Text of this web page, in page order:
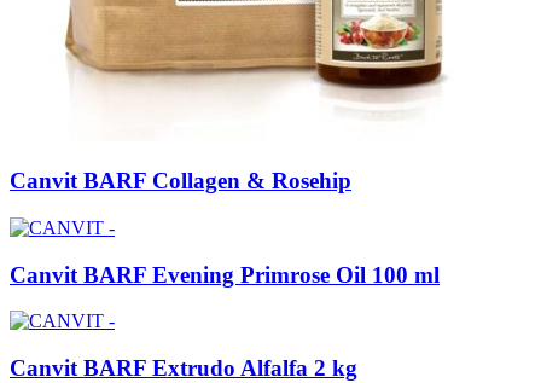
Canvit BARF Collagen & Rosehip
Canvit BARF Evening Primrose Oil 100 ml
Canvit BARF Extrudo Alfalfa 2 kg